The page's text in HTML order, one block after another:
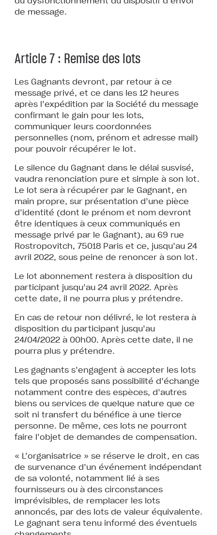
de message.
Article 7 : Remise des lots
Les Gagnants devront, par retour à ce
message privé, et ce dans les 12 heures
après l’expédition par la Société du message
confirmant le gain pour les lots,
communiquer leurs coordonnées
personnelles (nom, prénom et adresse mail)
pour pouvoir récupérer le lot.
Le silence du Gagnant dans le délai susvisé,
vaudra renonciation pure et simple à son lot.
Le lot sera à récupérer par le Gagnant, en
main propre, sur présentation d’une pièce
d’identité (dont le prénom et nom devront
être identiques à ceux communiqués en
message privé par le Gagnant), au 69 rue
Rostropovitch, 75018 Paris et ce, jusqu’au 24
avril 2022, sous peine de renoncer à son lot.
Le lot abonnement restera à disposition du
participant jusqu’au 24 avril 2022. Après
cette date, il ne pourra plus y prétendre.
En cas de retour non délivré, le lot restera à
disposition du participant jusqu’au
24/04/2022 à 00h00. Après cette date, il ne
pourra plus y prétendre.
Les gagnants s’engagent à accepter les lots
tels que proposés sans possibilité d’échange
notamment contre des espèces, d’autres
biens ou services de quelque nature que ce
soit ni transfert du bénéfice à une tierce
personne. De même, ces lots ne pourront
faire l’objet de demandes de compensation.
« L’organisatrice » se réserve le droit, en cas
de survenance d’un événement indépendant
de sa volonté, notamment lié à ses
fournisseurs ou à des circonstances
imprévisibles, de remplacer les lots
annoncés, par des lots de valeur équivalente.
Le gagnant sera tenu informé des éventuels